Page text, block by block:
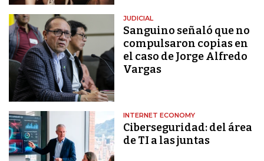
JUDICIAL
Sanguino señaló que no
compulsaron copias en
el caso de Jorge Alfredo
Vargas
INTERNET ECONOMY
Ciberseguridad: del área
de TI a las juntas